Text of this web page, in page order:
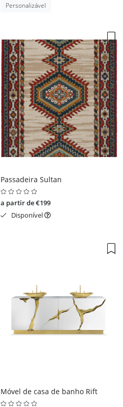
Personalizável
Passadeira Sultan
a partir de €199
Disponível
Móvel de casa de banho Rift